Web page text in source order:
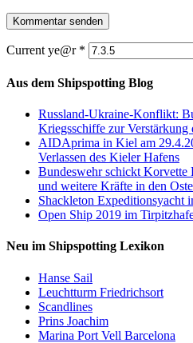
Current ye@r *
Aus dem Shipspotting Blog
Russland-Ukraine-Konflikt:
Kriegsschiffe zur
AIDAprima in Kiel am
Verlassen des Kieler Hafens
Bundeswehr schickt Korvette
und weitere Kräfte in den
Shackleton Expeditionsyacht
Open Ship 2019 im
Neu im Shipspotting Lexikon
Hanse Sail
Leuchtturm Friedrichsort
Scandlines
Prins Joachim
Marina Port Vell Barcelona